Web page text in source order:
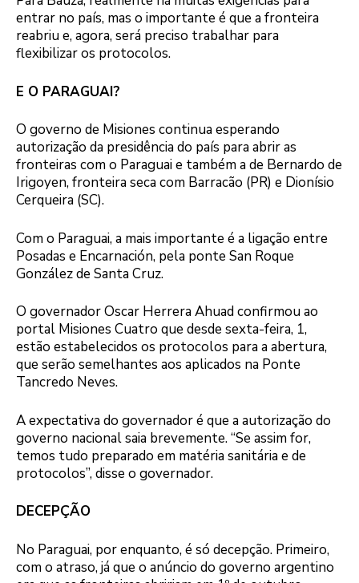
entrar no país, mas o importante é que a fronteira
reabriu e, agora, será preciso trabalhar para
flexibilizar os protocolos.
E O PARAGUAI?
O governo de Misiones continua esperando
autorização da presidência do país para abrir as
fronteiras com o Paraguai e também a de Bernardo de
Irigoyen, fronteira seca com Barracão (PR) e Dionísio
Cerqueira (SC).
Com o Paraguai, a mais importante é a ligação entre
Posadas e Encarnación, pela ponte San Roque
González de Santa Cruz.
O governador Oscar Herrera Ahuad confirmou ao
portal Misiones Cuatro que desde sexta-feira, 1,
estão estabelecidos os protocolos para a abertura,
que serão semelhantes aos aplicados na Ponte
Tancredo Neves.
A expectativa do governador é que a autorização do
governo nacional saia brevemente. “Se assim for,
temos tudo preparado em matéria sanitária e de
protocolos”, disse o governador.
DECEPÇÃO
No Paraguai, por enquanto, é só decepção. Primeiro,
com o atraso, já que o anúncio do governo argentino